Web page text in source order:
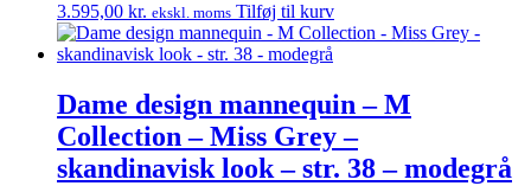
3.595,00 kr. ekskl. moms Tilføj til kurv
Dame design mannequin – M
Collection – Miss Grey –
skandinavisk look – str. 38 – modegrå